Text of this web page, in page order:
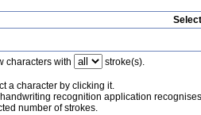
characters with stroke(s).
a character by clicking it.
recognition application
number of strokes.